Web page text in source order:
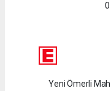
0
Yeni Ömerli